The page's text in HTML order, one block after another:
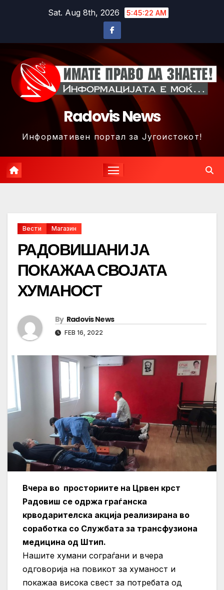
Sat. Aug 8th, 2026 5:45:25 AM
Radovis News
Информативен портал за Југоистокот!
Вести Магазин
РАДОВИШАНИ ЈА
ПОКАЖАА СВОЈАТА
ХУМАНОСТ
By Radovis News
FEB 16, 2022
Вчера во просториите на Црвен крст
Радовиш се одржа граѓанска
крводарителска акција реализирана во
соработка со Службата за трансфузиона
медицина од Штип.
Нашите хумани сограѓани и вчера
одговорија на повикот за хуманост и
покажаа висока свест за потребата од